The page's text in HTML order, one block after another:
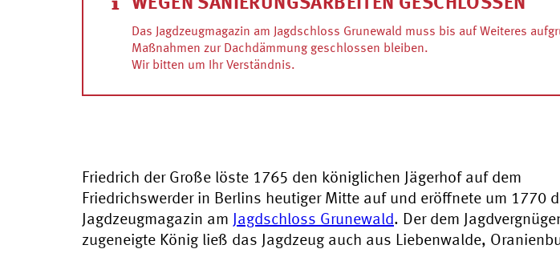
WEGEN SANIERUNGSARBEITEN GESCHLOSSEN
Das Jagdzeugmagazin am Jagdschloss Grunewald muss bis auf Weiteres
Maßnahmen zur Dachdämmung geschlossen bleiben.
Wir bitten um Ihr Verständnis.
Friedrich der Große löste 1765 den königlichen Jägerhof auf dem
Friedrichswerder in Berlins heutiger Mitte auf und eröffnete um 1770
Jagdzeugmagazin am Jagdschloss Grunewald. Der dem
zugeneigte König ließ das Jagdzeug auch aus Liebenwalde,